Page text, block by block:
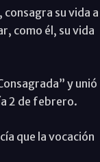
su vida a
como él, su vida
y unió
2 de febrero.
que la vocación